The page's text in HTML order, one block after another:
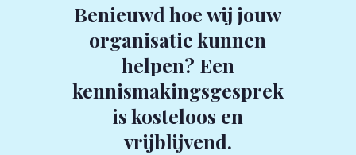
Benieuwd hoe wij jouw
organisatie kunnen
helpen? Een
kennismakingsgesprek
is kosteloos en
vrijblijvend.